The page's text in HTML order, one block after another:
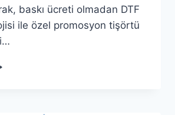
baskı ücreti olmadan DTF
ile özel promosyon tişörtü